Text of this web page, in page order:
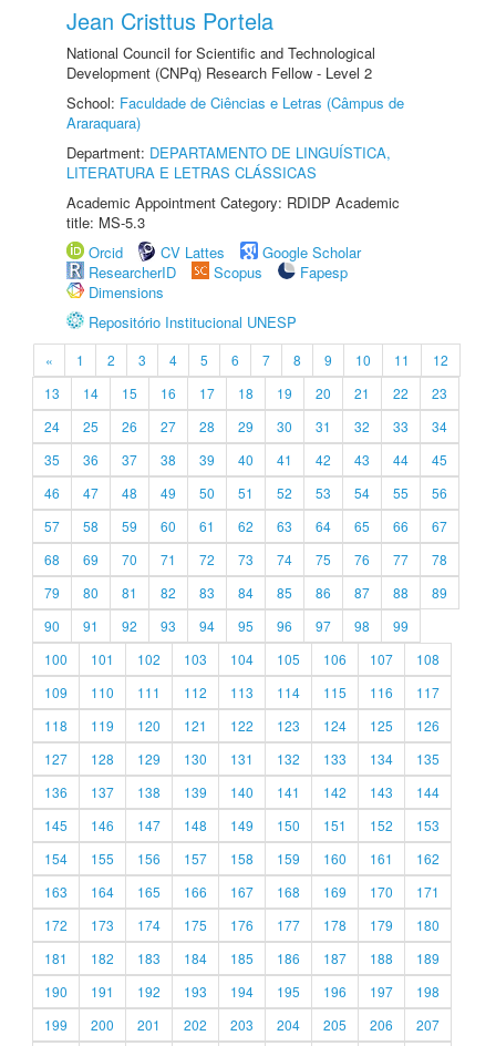
Jean Cristtus Portela
National Council for Scientific and Technological
Development (CNPq) Research Fellow - Level 2
School: Faculdade de Ciências e Letras (Câmpus de
Araraquara)
Department: DEPARTAMENTO DE LINGUÍSTICA,
LITERATURA E LETRAS CLÁSSICAS
Academic Appointment Category: RDIDP Academic
title: MS-5.3
Orcid
CV Lattes
Google Scholar
ResearcherID
Scopus
Fapesp
Dimensions
Repositório Institucional UNESP
« 1 2 3 4 5 6 7 8 9 10 11
12
13
14 15 16 17 18 19 20 21 22
23
24
25 26 27 28 29 30 31 32 33
34
35
36 37 38 39 40 41 42 43 44
45
46
47 48 49 50 51 52 53 54 55
56
57
58 59 60 61 62 63 64 65 66
67
68
69 70 71 72 73 74 75 76 77
78
79
80 81 82 83 84 85 86 87 88
89
90
91 92 93 94 95 96 97 98
99
100
101 102 103 104 105 106 107
108
109
110 111 112 113 114 115 116
117
118
119 120 121 122 123 124 125
126
127
128 129 130 131 132 133 134
135
136
137 138 139 140 141 142 143
144
145
146 147 148 149 150 151 152
153
154
155 156 157 158 159 160 161
162
163
164 165 166 167 168 169 170
171
172
173 174 175 176 177 178 179
180
181
182 183 184 185 186 187 188
189
190
191 192 193 194 195 196 197
198
199
200 201 202 203 204 205 206
207